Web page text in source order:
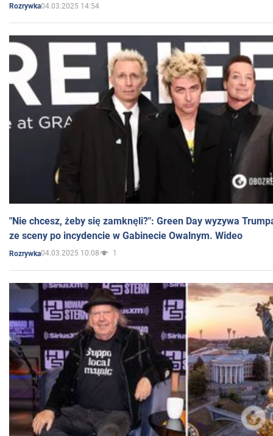
Rozrywka04.03.2025 14:54
"Nie chcesz, żeby się zamknęli?": Green Day wyzywa
ze sceny po incydencie w Gabinecie Owalnym. Wideo
Rozrywka04.03.2025 10:08 1